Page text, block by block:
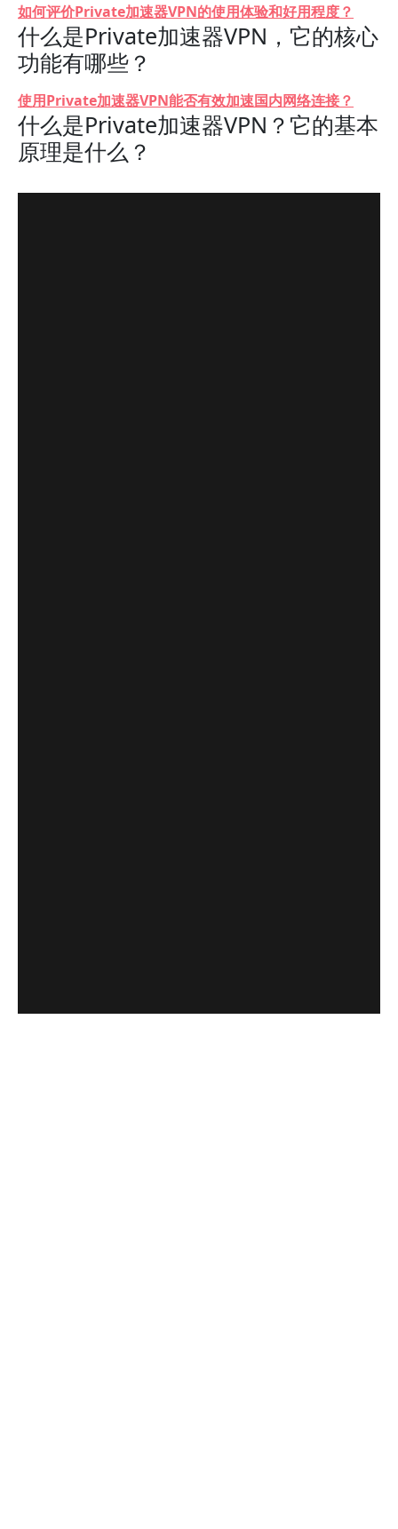
如何评价Private加速器VPN的使用体验和好用程度？
什么是Private加速器VPN，它的核心
功能有哪些？
使用Private加速器VPN能否有效加速国内网络连接？
什么是Private加速器VPN？它的基本
原理是什么？